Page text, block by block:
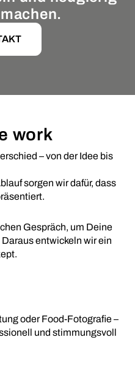
work
– von der Idee bis
sorgen wir dafür, dass
Gespräch, um Deine
entwickeln wir ein
oder Food-Fotografie –
und stimmungsvoll